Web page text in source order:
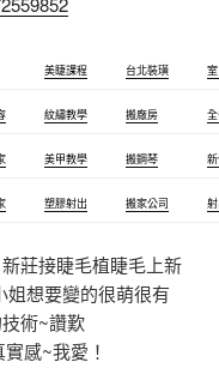
美睫課程 台北裝璜
紋繡教學 搬廠房
美甲教學 搬鋼琴
塑膠射出 搬家公司
莊接睫毛植睫毛上新
想要變的很萌很有
術~讚歎
感~我愛！